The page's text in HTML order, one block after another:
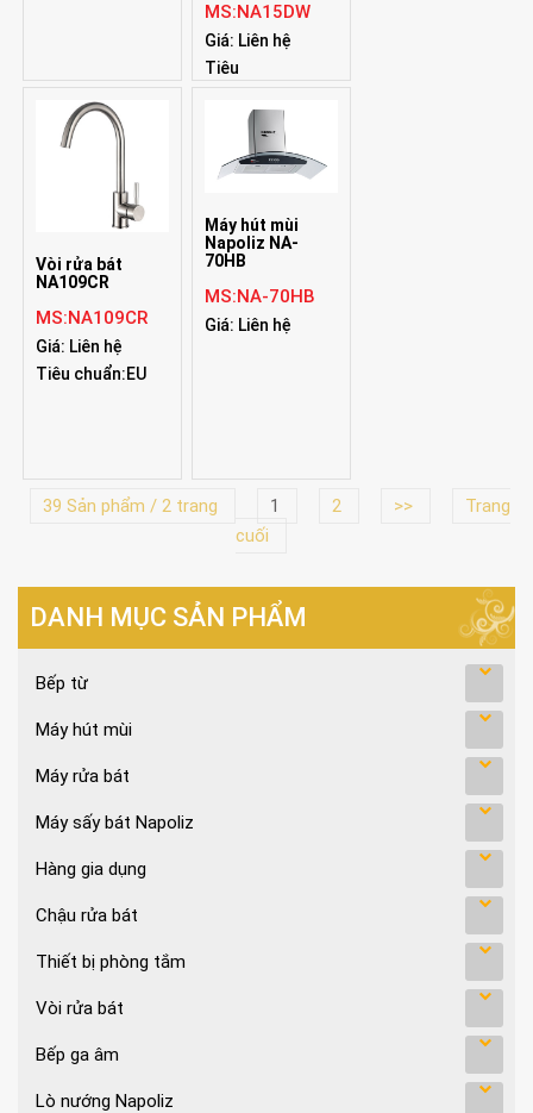
MS:NA15DW
Giá: Liên hệ
Tiêu
Vòi rửa bát
NA109CR
MS:NA109CR
Giá: Liên hệ
Tiêu chuẩn:EU
Máy hút mùi
Napoliz NA-
70HB
MS:NA-70HB
Giá: Liên hệ
39 Sản phẩm / 2 trang 1 2 >>
Trang
cuối
DANH MỤC SẢN PHẨM
Bếp từ
Máy hút mùi
Máy rửa bát
Máy sấy bát Napoliz
Hàng gia dụng
Chậu rửa bát
Thiết bị phòng tắm
Vòi rửa bát
Bếp ga âm
Lò nướng Napoliz